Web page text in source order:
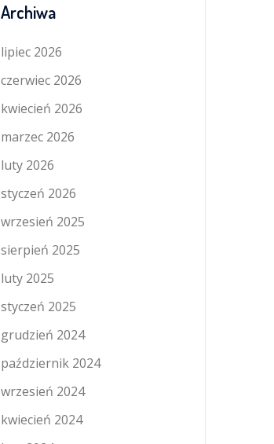
Archiwa
lipiec 2026
czerwiec 2026
kwiecień 2026
marzec 2026
luty 2026
styczeń 2026
wrzesień 2025
sierpień 2025
luty 2025
styczeń 2025
grudzień 2024
październik 2024
wrzesień 2024
kwiecień 2024